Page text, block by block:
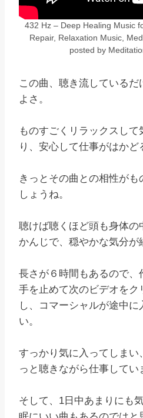
432 Hz – Deep Healing Music
Repair, Relaxation Music,
posted by
この曲、聴き流している
よさ。
ものすごくリラックスし
り、安心して仕事がはかど
きっとその曲との相性が
しょうね。
聴けば聴くほど頭も身体の
かんじで、穏やかな気分が
長さが６時間もあるので、
手を止めて次のビデオをク
し、コマーシャルが途中
い。
すっかり気に入ってしまい
っと聴きながら仕事してい
そして、1日中あまりにも